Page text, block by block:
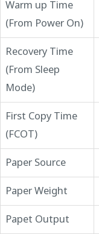
Warm up Time
(From Power On)
Recovery Time
(From Sleep
Mode)
First Copy Time
(FCOT)
Paper Source
Paper Weight
Papet Output